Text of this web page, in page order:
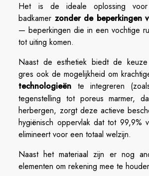
Het is de ideale oplossing
badkamer zonder de beperkingen
— beperkingen die in een vochtige
tot uiting komen.
Naast de esthetiek biedt de keuze
gres ook de mogelijkheid om
technologieën te integreren
tegenstelling tot poreus marmer,
herbergen, zorgt deze actieve
hygiënisch oppervlak dat tot 99,9%
elimineert voor een totaal welzijn.
Naast het materiaal zijn er nog
elementen om rekening mee te